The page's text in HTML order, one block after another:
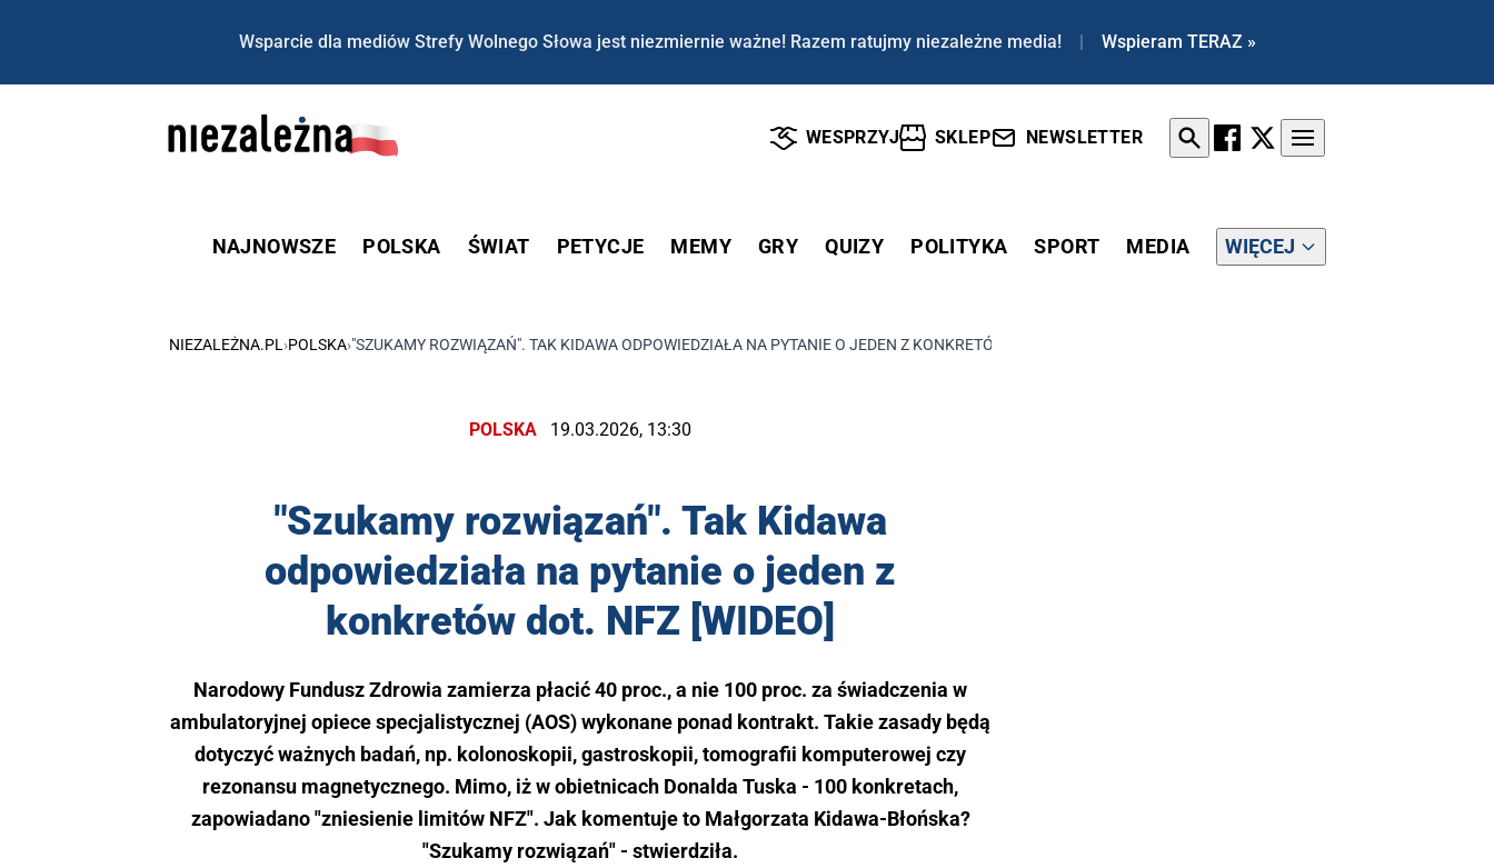
Wsparcie dla mediów Strefy Wolnego Słowa jest niezmiernie ważne! Razem ratujmy niezależne media! | Wspieram TERAZ »
WESPRZYJ SKLEP NEWSLETTER
NAJNOWSZE POLSKA ŚWIAT PETYCJE MEMY GRY QUIZY POLITYKA SPORT MEDIA WIĘCEJ
NIEZALEŻNA.PL ›POLSKA›"SZUKAMY ROZWIĄZAŃ". TAK KIDAWA ODPOWIEDZIAŁA NA PYTANIE O JEDEN Z KONKRETÓW DOT. NFZ [WIDEO]
POLSKA 19.03.2026, 13:30
"Szukamy rozwiązań". Tak Kidawa
odpowiedziała na pytanie o jeden z
konkretów dot. NFZ [WIDEO]
Narodowy Fundusz Zdrowia zamierza płacić 40 proc., a nie 100 proc. za świadczenia w
ambulatoryjnej opiece specjalistycznej (AOS) wykonane ponad kontrakt. Takie zasady będą
dotyczyć ważnych badań, np. kolonoskopii, gastroskopii, tomografii komputerowej czy
rezonansu magnetycznego. Mimo, iż w obietnicach Donalda Tuska - 100 konkretach,
zapowiadano "zniesienie limitów NFZ". Jak komentuje to Małgorzata Kidawa-Błońska?
"Szukamy rozwiązań" - stwierdziła.